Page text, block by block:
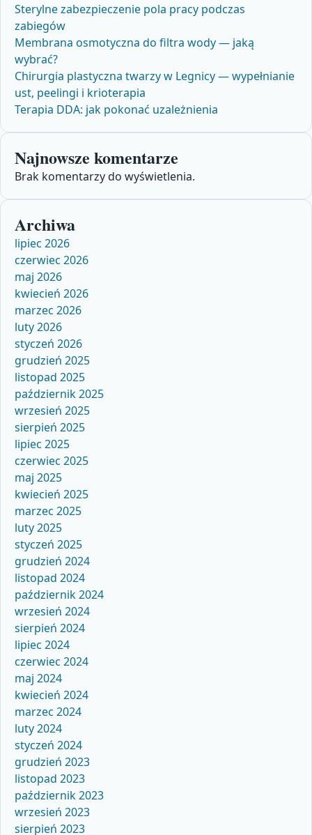
Sterylne zabezpieczenie pola pracy podczas
zabiegów
Membrana osmotyczna do filtra wody — jaką
wybrać?
Chirurgia plastyczna twarzy w Legnicy — wypełnianie
ust, peelingi i krioterapia
Terapia DDA: jak pokonać uzależnienia
Najnowsze komentarze
Brak komentarzy do wyświetlenia.
Archiwa
lipiec 2026
czerwiec 2026
maj 2026
kwiecień 2026
marzec 2026
luty 2026
styczeń 2026
grudzień 2025
listopad 2025
październik 2025
wrzesień 2025
sierpień 2025
lipiec 2025
czerwiec 2025
maj 2025
kwiecień 2025
marzec 2025
luty 2025
styczeń 2025
grudzień 2024
listopad 2024
październik 2024
wrzesień 2024
sierpień 2024
lipiec 2024
czerwiec 2024
maj 2024
kwiecień 2024
marzec 2024
luty 2024
styczeń 2024
grudzień 2023
listopad 2023
październik 2023
wrzesień 2023
sierpień 2023